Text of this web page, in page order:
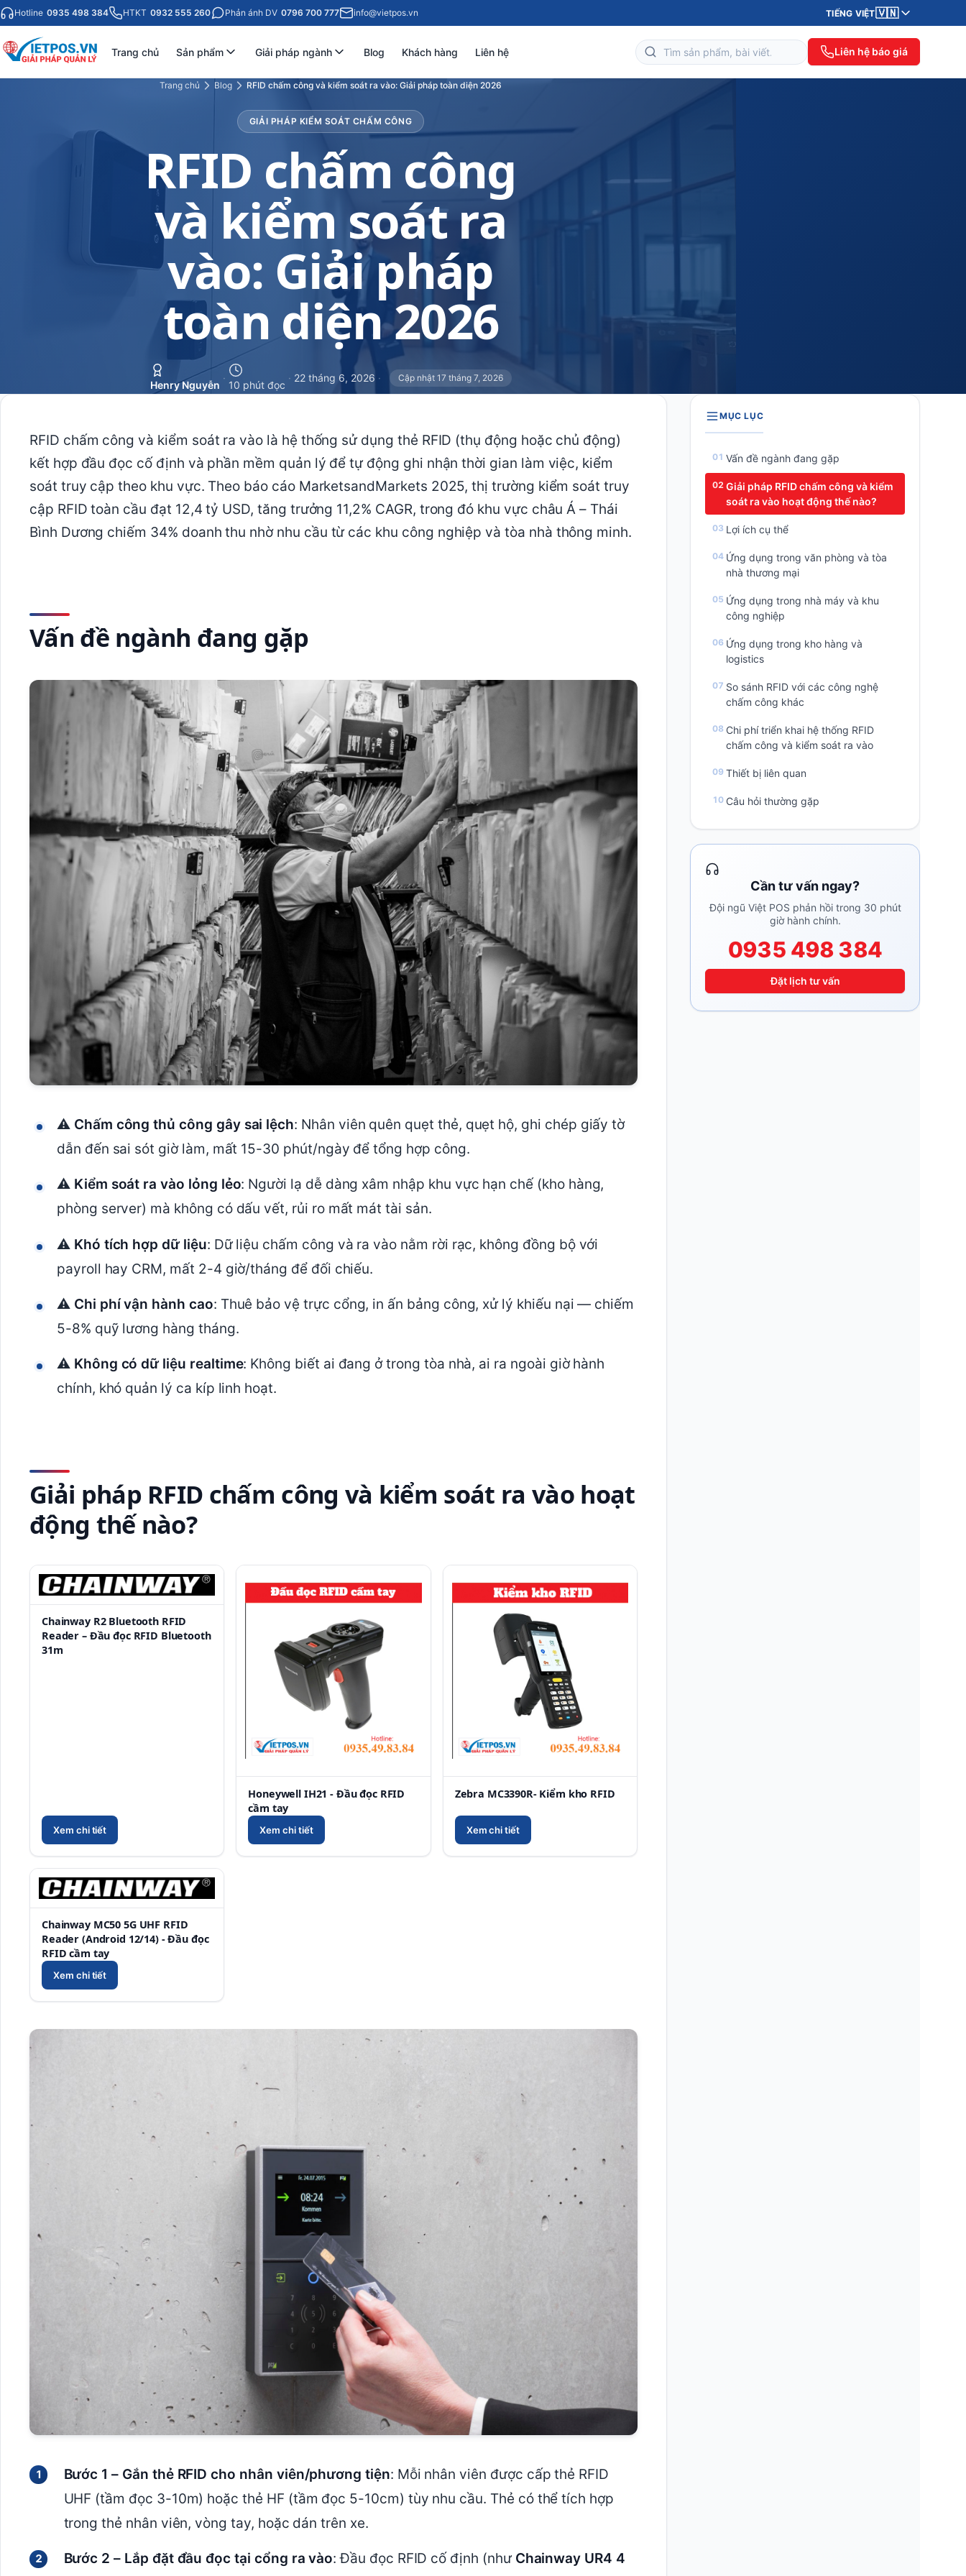
Hotline 0935 498 384 HTKT 0932 555 260 Phản ánh DV 0796 700 777 info@vietpos.vn TIẾNG VIỆT🇻🇳
Trang chủ Sản phẩm Giải pháp ngành Blog Khách hàng Liên hệ Liên hệ báo giá
Trang chủ Blog RFID chấm công và kiểm soát ra vào: Giải pháp toàn diện 2026
GIẢI PHÁP KIỂM SOÁT CHẤM CÔNG
RFID chấm công
và kiểm soát ra
vào: Giải pháp
toàn diện 2026
Henry Nguyễn
·
10 phút đọc
· 22 tháng 6, 2026 · Cập nhật 17 tháng 7, 2026
RFID chấm công và kiểm soát ra vào là hệ thống sử dụng thẻ RFID (thụ động hoặc chủ động)
kết hợp đầu đọc cố định và phần mềm quản lý để tự động ghi nhận thời gian làm việc, kiểm
soát truy cập theo khu vực. Theo báo cáo MarketsandMarkets 2025, thị trường kiểm soát truy
cập RFID toàn cầu đạt 12,4 tỷ USD, tăng trưởng 11,2% CAGR, trong đó khu vực châu Á – Thái
Bình Dương chiếm 34% doanh thu nhờ nhu cầu từ các khu công nghiệp và tòa nhà thông minh.
Vấn đề ngành đang gặp
⚠️ Chấm công thủ công gây sai lệch: Nhân viên quên quẹt thẻ, quẹt hộ, ghi chép giấy tờ
dẫn đến sai sót giờ làm, mất 15-30 phút/ngày để tổng hợp công.
⚠️ Kiểm soát ra vào lỏng lẻo: Người lạ dễ dàng xâm nhập khu vực hạn chế (kho hàng,
phòng server) mà không có dấu vết, rủi ro mất mát tài sản.
⚠️ Khó tích hợp dữ liệu: Dữ liệu chấm công và ra vào nằm rời rạc, không đồng bộ với
payroll hay CRM, mất 2-4 giờ/tháng để đối chiếu.
⚠️ Chi phí vận hành cao: Thuê bảo vệ trực cổng, in ấn bảng công, xử lý khiếu nại — chiếm
5-8% quỹ lương hàng tháng.
⚠️ Không có dữ liệu realtime: Không biết ai đang ở trong tòa nhà, ai ra ngoài giờ hành
chính, khó quản lý ca kíp linh hoạt.
Giải pháp RFID chấm công và kiểm soát ra vào hoạt
động thế nào?
Chainway R2 Bluetooth RFID
Reader – Đầu đọc RFID Bluetooth
31m
Xem chi tiết
Honeywell IH21 - Đầu đọc RFID
cầm tay
Xem chi tiết
Zebra MC3390R- Kiểm kho RFID
Xem chi tiết
Chainway MC50 5G UHF RFID
Reader (Android 12/14) - Đầu đọc
RFID cầm tay
Xem chi tiết
Bước 1 – Gắn thẻ RFID cho nhân viên/phương tiện: Mỗi nhân viên được cấp thẻ RFID
UHF (tầm đọc 3-10m) hoặc thẻ HF (tầm đọc 5-10cm) tùy nhu cầu. Thẻ có thể tích hợp
trong thẻ nhân viên, vòng tay, hoặc dán trên xe.
Bước 2 – Lắp đặt đầu đọc tại cổng ra vào: Đầu đọc RFID cố định (như Chainway UR4 4
MỤC LỤC
Vấn đề ngành đang gặp
Giải pháp RFID chấm công và kiểm
soát ra vào hoạt động thế nào?
Lợi ích cụ thể
Ứng dụng trong văn phòng và tòa
nhà thương mại
Ứng dụng trong nhà máy và khu
công nghiệp
Ứng dụng trong kho hàng và
logistics
So sánh RFID với các công nghệ
chấm công khác
Chi phí triển khai hệ thống RFID
chấm công và kiểm soát ra vào
Thiết bị liên quan
Câu hỏi thường gặp
Cần tư vấn ngay?
Đội ngũ Việt POS phản hồi trong 30 phút
giờ hành chính.
0935 498 384
Đặt lịch tư vấn